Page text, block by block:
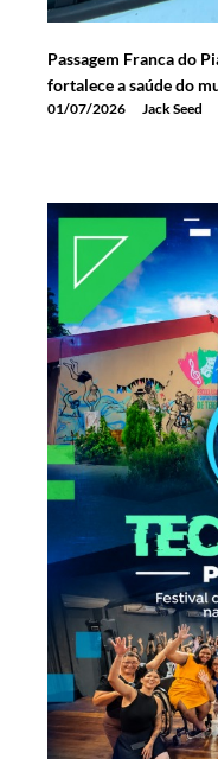
Passagem Franca do
fortalece a saúde do
01/07/2026 Jack Seed